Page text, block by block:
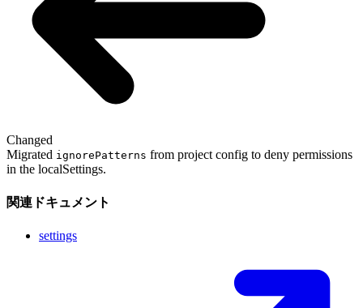
Changed
Migrated ignorePatterns from project config to deny permissions
in the localSettings.
関連ドキュメント
settings